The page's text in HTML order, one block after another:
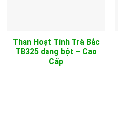
Than Hoạt Tính Trà Bắc
TB325 dạng bột – Cao
Cấp